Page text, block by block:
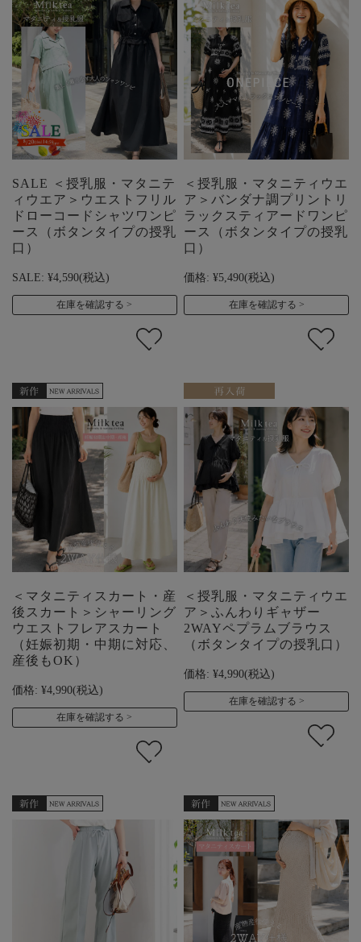
SALE ＜授乳服・マタニテ
ィウエア＞ウエストフリル
ドローコードシャツワンピ
ース（ボタンタイプの授乳
口）
SALE: ¥4,590(税込)
在庫を確認する
＜授乳服・マタニティウエ
ア＞バンダナ調プリントリ
ラックスティアードワンピ
ース（ボタンタイプの授乳
口）
価格: ¥5,490(税込)
在庫を確認する
＜マタニティスカート・産
後スカート＞シャーリング
ウエストフレアスカート
（妊娠初期・中期に対応、
産後もOK）
価格: ¥4,990(税込)
在庫を確認する
＜授乳服・マタニティウエ
ア＞ふんわりギャザー
2WAYペプラムブラウス
（ボタンタイプの授乳口）
価格: ¥4,990(税込)
在庫を確認する